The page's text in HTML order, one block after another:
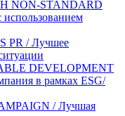
NON-STANDARD
PR / Лучшее
DEVELOPMENT
в рамках ESG/
/ Лучшая